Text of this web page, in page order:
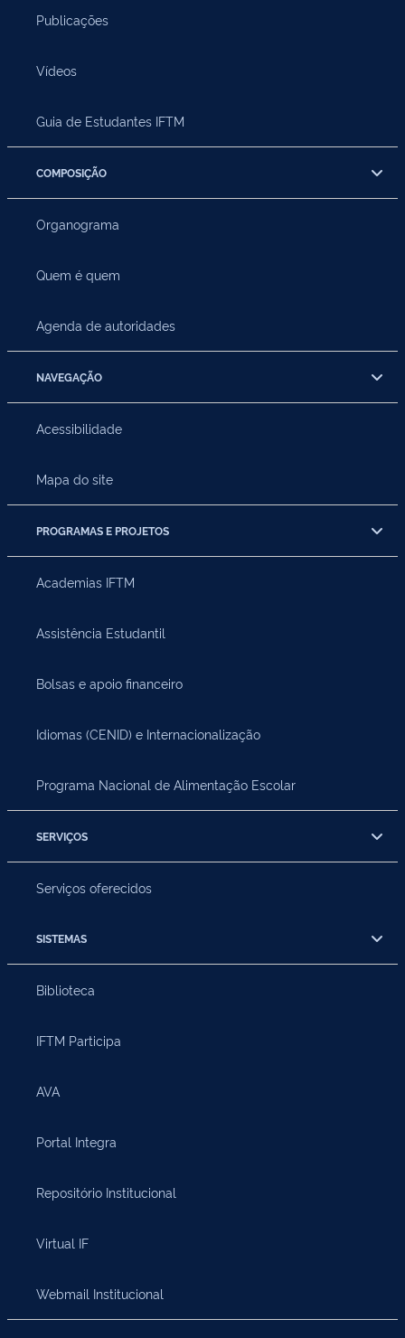
Publicações
Vídeos
Guia de Estudantes IFTM
COMPOSIÇÃO
Organograma
Quem é quem
Agenda de autoridades
NAVEGAÇÃO
Acessibilidade
Mapa do site
PROGRAMAS E PROJETOS
Academias IFTM
Assistência Estudantil
Bolsas e apoio financeiro
Idiomas (CENID) e Internacionalização
Programa Nacional de Alimentação Escolar
SERVIÇOS
Serviços oferecidos
SISTEMAS
Biblioteca
IFTM Participa
AVA
Portal Integra
Repositório Institucional
Virtual IF
Webmail Institucional